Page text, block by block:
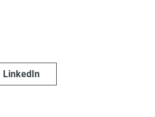
LinkedIn